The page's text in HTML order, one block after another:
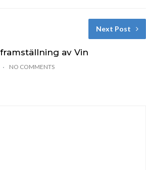
Next Post
av Vin
NO COMMENTS